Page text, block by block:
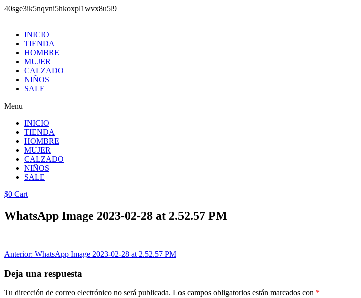
40sge3ik5nqvni5hkoxpl1wvx8u5l9
contenidoINICIO
TIENDA
HOMBRE
MUJER
CALZADO
NIÑOS
SALE
Menu
INICIO
TIENDA
HOMBRE
MUJER
CALZADO
NIÑOS
SALE
$0 Cart
WhatsApp Image 2023-02-28 at 2.52.57 PM
Navegación
de
entradas
Anterior: WhatsApp Image 2023-02-28 at 2.52.57 PM
Deja una respuesta
Tu dirección de correo electrónico no será publicada. Los campos obligatorios están marcados con *